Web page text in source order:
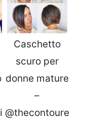
Caschetto
scuro per
donne mature
–
@thecontoure